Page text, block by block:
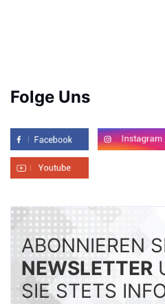
Folge Uns
ABONNIEREN
NEWSLETTER
SIE STETS